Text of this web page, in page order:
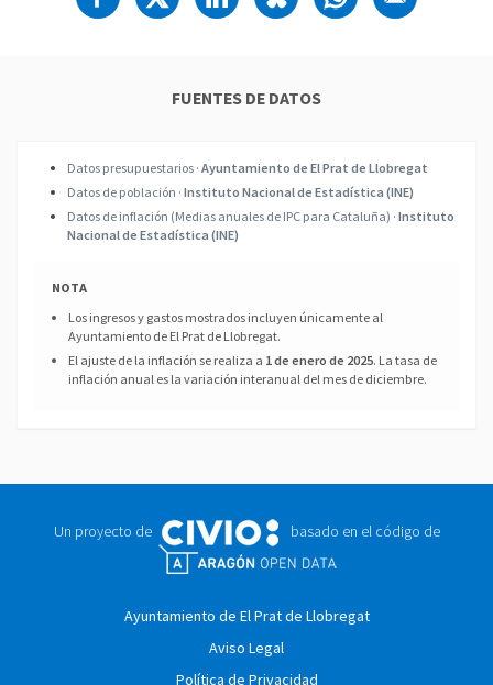
FUENTES DE DATOS
Datos presupuestarios · Ayuntamiento de El Prat de Llobregat
Datos de población · Instituto Nacional de Estadística (INE)
Datos de inflación (Medias anuales de IPC para Cataluña) · Instituto
Nacional de Estadística (INE)
NOTA
Los ingresos y gastos mostrados incluyen únicamente al
Ayuntamiento de El Prat de Llobregat.
El ajuste de la inflación se realiza a 1 de enero de 2025. La tasa de
inflación anual es la variación interanual del mes de diciembre.
Un proyecto de basado en el código de
Ayuntamiento de El Prat de Llobregat
Aviso Legal
Política de Privacidad